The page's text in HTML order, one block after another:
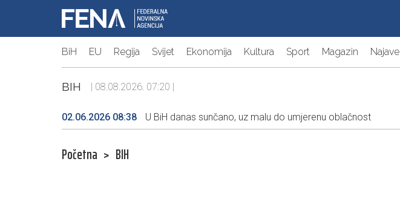
BiH EU Regija Svijet Ekonomija Kultura Sport Magazin Najave
BIH | 08.08.2026. 07:20 |
02.06.2026 08:38 U BiH danas sunčano, uz malu do umjerenu oblačnost
Početna > BIH